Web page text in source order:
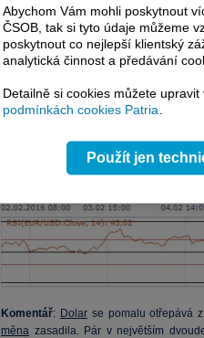
Komentář: Dolarse pomalu otřepává
měna zasadila. Pár v největším
Abychom Vám mohli poskytnout
ČSOB, tak si tyto údaje můžeme
poskytnout co nejlepší klientský
analytická činnost a předávání
Detailně si cookies můžete
podmínkách cookies Patria.
Použít jen